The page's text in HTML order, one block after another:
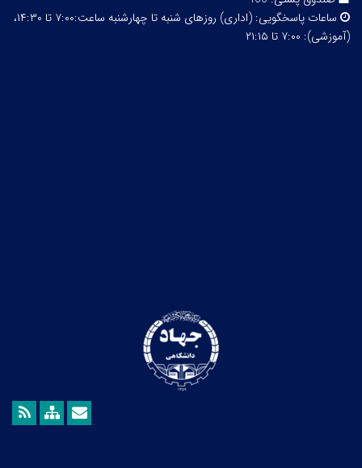
ساعات پاسخگویی:
(اداری) روزهای شنبه تا چهارشنبه ساعت:۷:۰۰ تا ۱۴:۳۰،
(آموزشی): ۷:۰۰ تا ۲۱:۱۵